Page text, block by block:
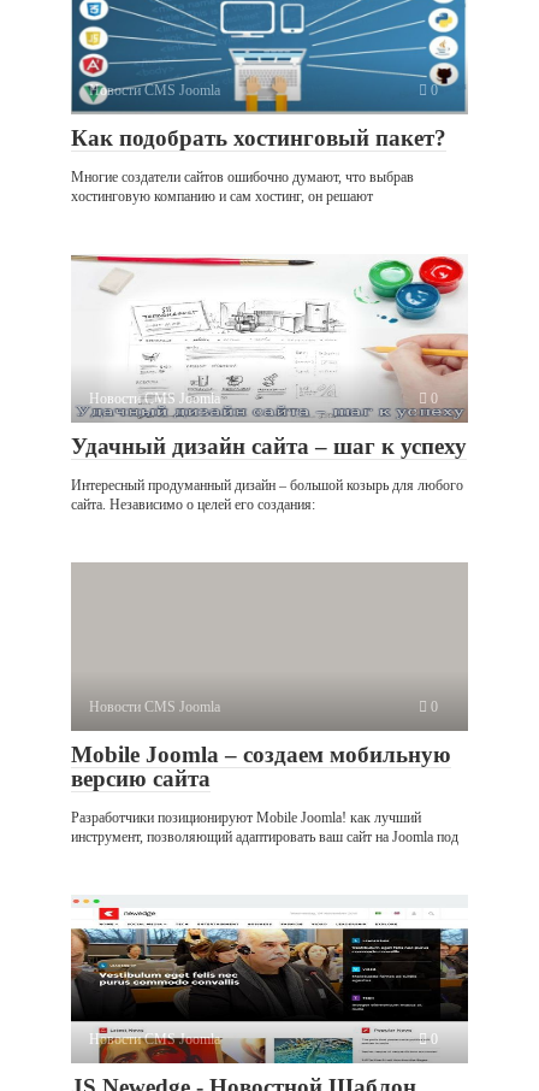
Новости CMS Joomla 0
Как подобрать хостинговый пакет?
Многие создатели сайтов ошибочно думают, что выбрав
хостинговую компанию и сам хостинг, он решают
Новости CMS Joomla 0
Удачный дизайн сайта – шаг к успеху
Интересный продуманный дизайн – большой козырь для любого
сайта. Независимо о целей его создания:
Новости CMS Joomla 0
Mobile Joomla – создаем мобильную
версию сайта
Разработчики позиционируют Mobile Joomla! как лучший
инструмент, позволяющий адаптировать ваш сайт на Joomla под
Новости CMS Joomla 0